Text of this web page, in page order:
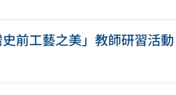
前工藝之美」教師研習活